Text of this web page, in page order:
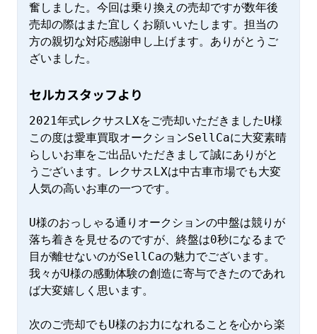
奮しました。今回は乗り換えの売却ですが数年後
売却の際はまた宜しくお願いいたします。担当の
方の親切な対応感謝申し上げます。ありがとうご
ざいました。
セルカスタッフより
2021年式レクサスLXをご売却いただきましたU様
この度は愛車買取オークションSellCaに大変素晴
らしいお車をご出品いただきまして誠にありがと
うございます。レクサスLXは中古車市場でも大変
人気の高いお車の一つです。
U様のおっしゃる通りオークションの中盤は競りが
落ち着きを見せるのですが、終盤は0秒になるまで
目が離せないのがSellCaの魅力でございます。
我々がU様の感動体験の創造に寄与できたのであれ
ば大変嬉しく思います。
次のご売却でもU様のお力になれることを心から楽